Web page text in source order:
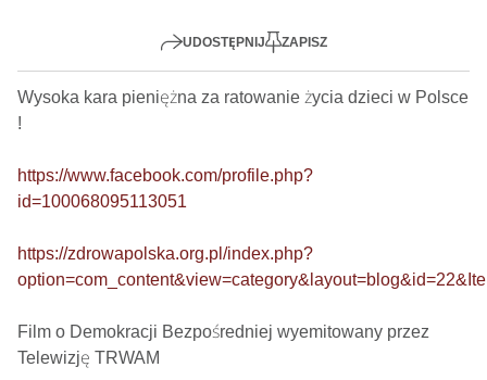
UDOSTĘPNIJ ZAPISZ
Wysoka kara pieniężna za ratowanie życia dzieci w Polsce
!
https://www.facebook.com/profile.php?
id=100068095113051
https://zdrowapolska.org.pl/index.php?
Film o Demokracji Bezpośredniej wyemitowany przez
Telewizję TRWAM